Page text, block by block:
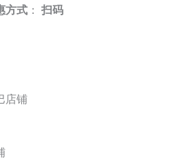
方式 ： 扫码
店铺